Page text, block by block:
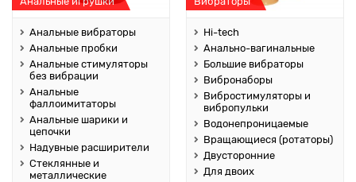
Анальные вибраторы
Анальные пробки
Анальные стимуляторы
без вибрации
Анальные
фаллоимитаторы
Анальные шарики и
цепочки
Надувные расширители
Стеклянные и
металлические
Hi-tech
Анально-вагинальные
Большие вибраторы
Вибронаборы
Вибростимуляторы и
вибропульки
Водонепроницаемые
Вращающиеся (ротаторы)
Двусторонние
Для двоих